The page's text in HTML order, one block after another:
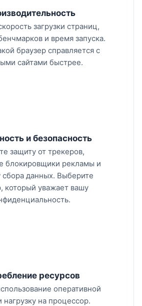
загрузки страниц,
и время запуска.
браузер справляется с
сайтами быстрее.
и безопасность
защиту от трекеров,
блокировщики рекламы и
сбора данных. Выберите
который уважает вашу
ресурсов
оперативной
нагрузку на процессор.